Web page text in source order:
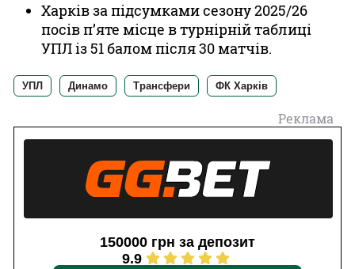
Харків за підсумками сезону 2025/26
посів п’яте місце в турнірній таблиці
УПЛ із 51 балом після 30 матчів.
УПЛ Динамо Трансфери ФК Харків
Реклама
150000 грн за депозит
9.9